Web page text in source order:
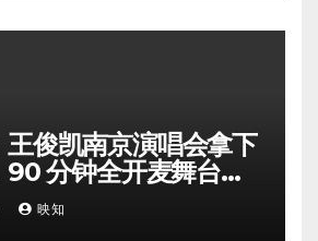
俊凯南京演唱会拿下
分钟全开麦舞台即
映知